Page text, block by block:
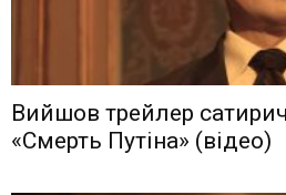
Вийшов трейлер
«Смерть Путіна» (відео)